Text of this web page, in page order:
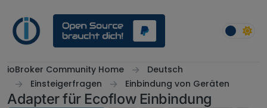
ioBroker Community Home
Deutsch
Einsteigerfragen
Einbindung von Geräten
Adapter für Ecoflow Einbindung